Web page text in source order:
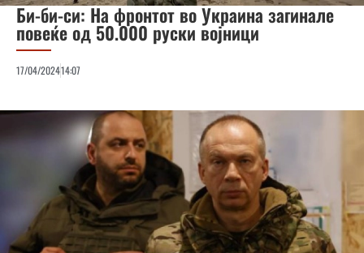
Би-би-си: На фронтот во Украина загинале
повеќе од 50.000 руски војници
17/04/202414:07